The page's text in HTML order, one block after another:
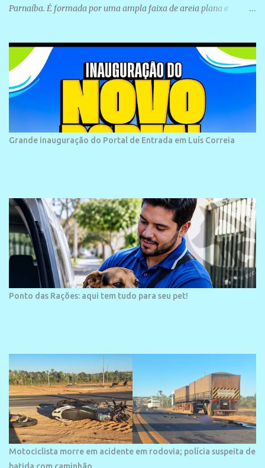
Parnaíba. É formada por uma ampla faixa de areia plana e
devido ao extensivo molhe de pedras que não chegam a 2 metros
de altura, não apresentando dunas em seu espaço geográfico. Não
se sabe ao certo porque a praia leva esse nome, e muitas das suas
historias foram esquecidas ao longo do tempo. A praia é
frequentada por moradores e turistas, em geral veranistas
piauienses e, em menor número, pessoas de estados vizinhos. O
bairro onde se localiza a praia é palco de amplos investimentos e
Grande inauguração do Portal de Entrada em Luís Correia
Ponto das Rações: aqui tem tudo para seu pet!
Motociclista morre em acidente em rodovia; polícia suspeita de